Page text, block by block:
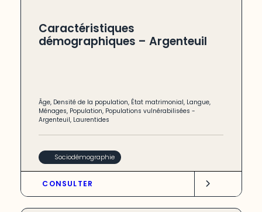
Caractéristiques
démographiques – Argenteuil
Âge, Densité de la population, État matrimonial, Langue,
Ménages, Population, Populations vulnérabilisées -
Argenteuil, Laurentides
Sociodémographie
CONSULTER